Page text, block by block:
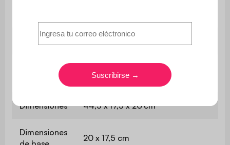
Garantía
No
Dimensiones 44,5 x 17,5 x 20 cm
Dimensiones
20 x 17,5 cm